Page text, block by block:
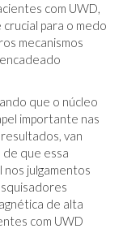
com UWD,
para o medo
mecanismos
que o núcleo
importante nas
van
de que essa
nos julgamentos
de alta
com UWD